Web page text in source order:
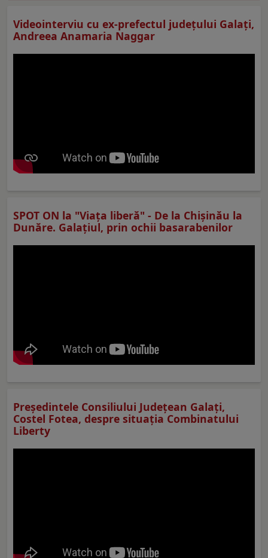
Videointerviu cu ex-prefectul judeţului Galaţi,
Andreea Anamaria Naggar
SPOT ON la "Viaţa liberă" - De la Chișinău la
Dunăre. Galațiul, prin ochii basarabenilor
Preşedintele Consiliului Judeţean Galaţi,
Costel Fotea, despre situaţia Combinatului
Liberty